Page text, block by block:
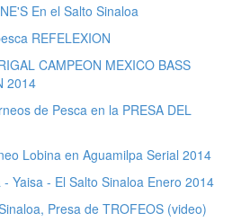
En el Salto Sinaloa
REFELEXION
CAMPEON MEXICO BASS
2014
de Pesca en la PRESA DEL
Lobina en Aguamilpa Serial 2014
- Yaisa - El Salto Sinaloa Enero 2014
Presa de TROFEOS (video)